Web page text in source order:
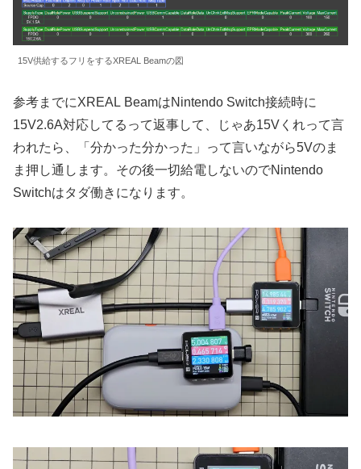
15V供給するフリをするXREAL Beamの図
参考までにXREAL BeamはNintendo Switch接続時に
15V2.6A対応してるって返事して、じゃあ15Vくれって言
われたら、「分かった分かった」って言いながら5Vのま
ま押し通します。その後一切給電しないのでNintendo
Switchはタダ働きになります。